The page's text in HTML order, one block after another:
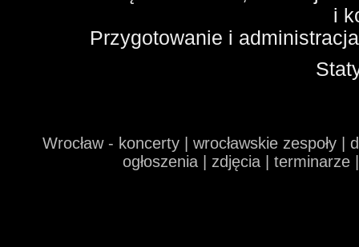
i
Przygotowanie i
Wrocław - koncerty | wrocławskie zespoły
ogłoszenia | zdjęcia |